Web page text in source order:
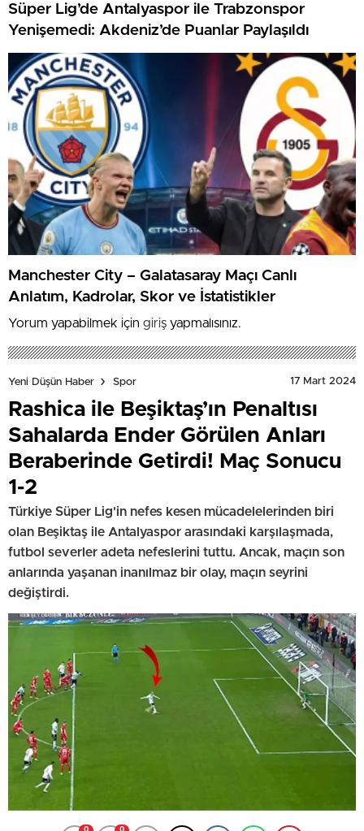
Süper Lig’de Antalyaspor ile Trabzonspor
Yenişemedi: Akdeniz’de Puanlar Paylaşıldı
Manchester City – Galatasaray Maçı Canlı
Anlatım, Kadrolar, Skor ve İstatistikler
Yorum yapabilmek için giriş yapmalısınız.
Yeni Düşün Haber Spor 17 Mart 2024
Rashica ile Beşiktaş’ın Penaltısı
Sahalarda Ender Görülen Anları
Beraberinde Getirdi! Maç Sonucu
1-2
Türkiye Süper Lig'in nefes kesen mücadelelerinden biri
olan Beşiktaş ile Antalyaspor arasındaki karşılaşmada,
futbol severler adeta nefeslerini tuttu. Ancak, maçın son
anlarında yaşanan inanılmaz bir olay, maçın seyrini
değiştirdi.